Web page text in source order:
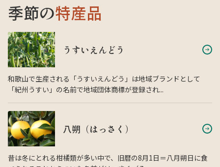
季節の特産品
うすいえんどう
和歌山で生産される「うすいえんどう」は地域ブランドとして
「紀州うすい」の名前で地域団体商標が登録され...
八朔（はっさく）
昔は冬にとれる柑橘類が多い中で、旧暦の8月1日＝八月朔日に食